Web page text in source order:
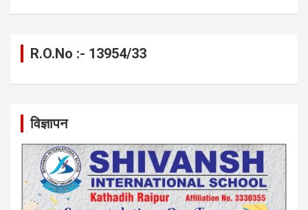
R.O.No :- 13954/33
विज्ञापन